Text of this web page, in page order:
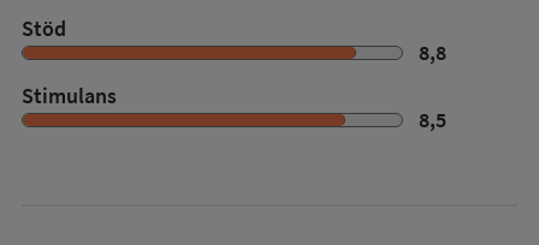
Stöd
8,8
Stimulans
8,5